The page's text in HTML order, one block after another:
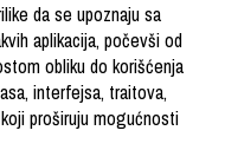
da se upoznaju sa
aplikacija, počevši od
obliku do korišćenja
interfejsa, traitova,
proširuju mogućnosti